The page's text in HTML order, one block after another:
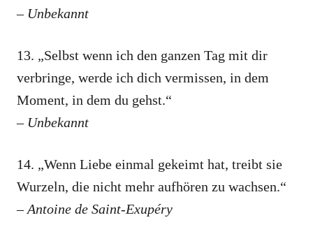
– Unbekannt
13. „Selbst wenn ich den ganzen Tag mit dir
verbringe, werde ich dich vermissen, in dem
Moment, in dem du gehst.“
– Unbekannt
14. „Wenn Liebe einmal gekeimt hat, treibt sie
Wurzeln, die nicht mehr aufhören zu wachsen.“
– Antoine de Saint-Exupéry